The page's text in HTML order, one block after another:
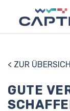
< ZUR
GUTE